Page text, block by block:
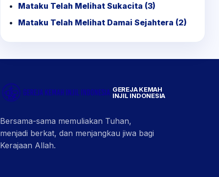
Mataku Telah Melihat Sukacita (3)
Mataku Telah Melihat Damai Sejahtera (2)
GEREJA KEMAH
INJIL INDONESIA
Bersama-sama memuliakan Tuhan,
menjadi berkat, dan menjangkau jiwa bagi
Kerajaan Allah.